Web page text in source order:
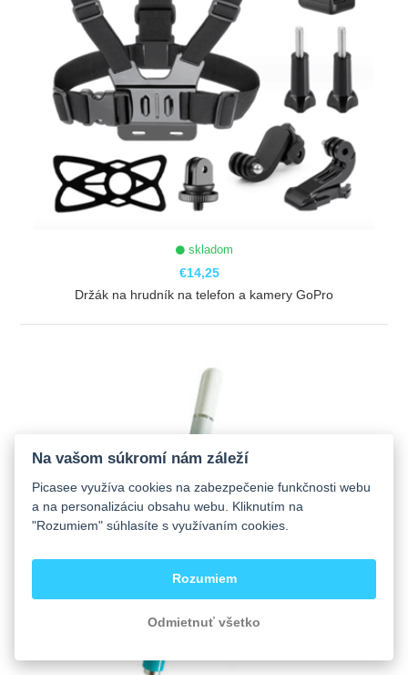
skladom
€14,25
Držák na hrudník na telefon a kamery GoPro
Na vašom súkromí nám záleží
Picasee využíva cookies na zabezpečenie funkčnosti webu
a na personalizáciu obsahu webu. Kliknutím na
"Rozumiem" súhlasíte s využívaním cookies.
Rozumiem
Odmietnuť všetko